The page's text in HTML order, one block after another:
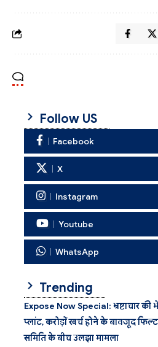
Follow US
Facebook
X
Instagram
Youtube
WhatsApp
Trending
Expose Now Special: भ्रष्टाचार की
प्लांट, करोड़ों खर्च होने के बावजूद
समिति के बीच उलझा मामला